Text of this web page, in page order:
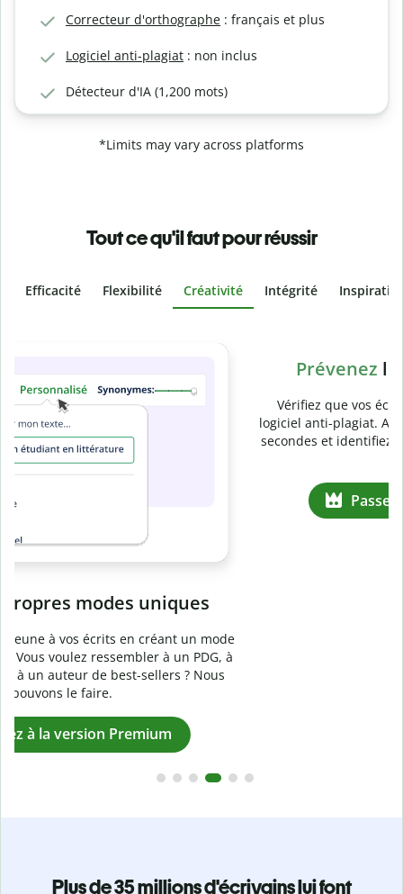
Correcteur d'orthographe : français et plus
Logiciel anti-plagiat : non inclus
Détecteur d'IA (1,200 mots)
*Limits may vary across platforms
Tout ce qu'il faut pour réussir
Efficacité Flexibilité Créativité Intégrité
Prévenezle plagiat involontaire
Vérifiez que vos écrits sont 100 % les vôtres grâce au
logiciel anti-plagiat. Analysez votre document en quelques
secondes et identifiez les citations manquantes dans plus
Passez à la version Premium
Plus de 35 millions d'écrivains lui font